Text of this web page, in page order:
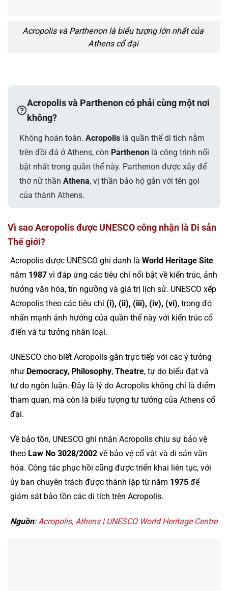
Acropolis và Parthenon là biểu tượng lớn nhất của
Athens cổ đại
Acropolis và Parthenon có phải cùng một nơi
không?
Không hoàn toàn. Acropolislà quần thể di tích nằm
trên đồi đá ở Athens, còn Parthenonlà công trình nổi
bật nhất trong quần thể này. Parthenon được xây để
thờ nữ thần Athena, vị thần bảo hộ gắn với tên gọi
của thành Athens.
Vì sao Acropolis được UNESCO công nhận là Di sản
Thế giới?
Acropolis được UNESCO ghi danh là World Heritage Site
năm 1987 vì đáp ứng các tiêu chí nổi bật về kiến trúc, ảnh
hưởng văn hóa, tín ngưỡng và giá trị lịch sử. UNESCO xếp
Acropolis theo các tiêu chí (i), (ii), (iii), (iv), (vi), trong đó
nhấn mạnh ảnh hưởng của quần thể này với kiến trúc cổ
điển và tư tưởng nhân loại.
UNESCO cho biết Acropolis gắn trực tiếp với các ý tưởng
như Democracy, Philosophy, Theatre, tự do biểu đạt và
tự do ngôn luận. Đây là lý do Acropolis không chỉ là điểm
tham quan, mà còn là biểu tượng tư tưởng của Athens cổ
đại.
Về bảo tồn, UNESCO ghi nhận Acropolis chịu sự bảo vệ
theo Law No 3028/2002 về bảo vệ cổ vật và di sản văn
hóa. Công tác phục hồi cũng được triển khai liên tục, với
ủy ban chuyên trách được thành lập từ năm 1975 để
giám sát bảo tồn các di tích trên Acropolis.
Nguồn: Acropolis, Athens | UNESCO World Heritage Centre